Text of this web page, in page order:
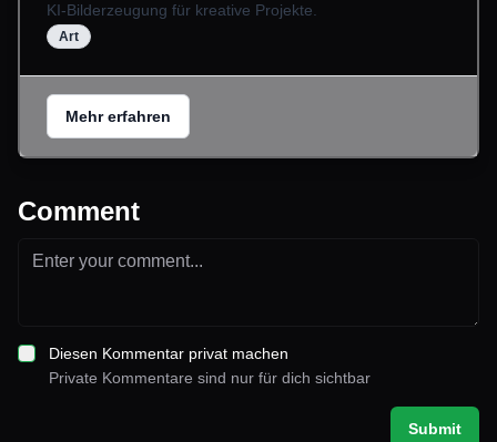
KI-Bilderzeugung für kreative Projekte.
Art
Mehr erfahren
Comment
Diesen Kommentar privat machen
Private Kommentare sind nur für dich sichtbar
Submit